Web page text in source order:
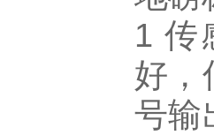
1传
好，
号输